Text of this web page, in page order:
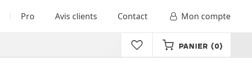
Pro Avis clients Contact Mon compte
PANIER (0)